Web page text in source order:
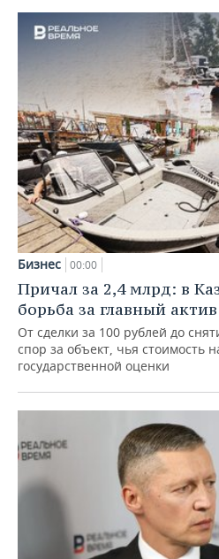
Бизнес 00:00
Причал за 2,4 млрд: в
борьба за главный
От сделки за 100 рублей до
спор за объект, чья стоимость
государственной оценки